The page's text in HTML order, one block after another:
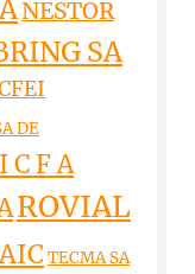
NESTOR
SA
DE
C F A
ROVIAL
TECMA SA